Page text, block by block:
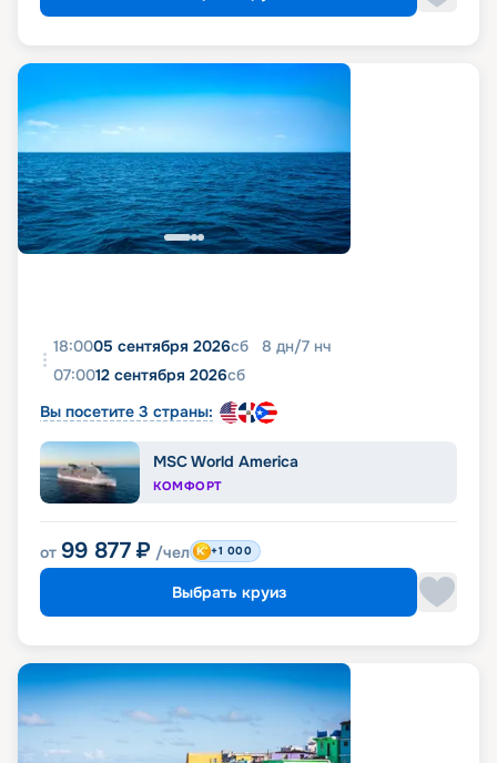
18:0005 сентября 2026сб 8 дн/7 нч
07:0012 сентября 2026сб
Вы посетите 3 страны:
MSC World America
КОМФОРТ
от 99 877 ₽ /чел +1 000
Выбрать круиз